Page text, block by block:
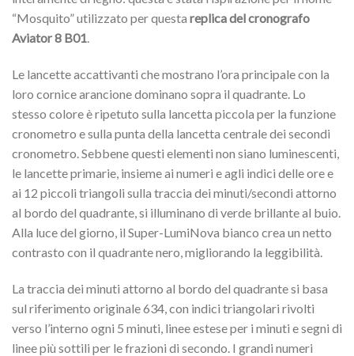
“Mosquito” utilizzato per questa replica del cronografo
Aviator 8 B01.
Le lancette accattivanti che mostrano l’ora principale con la
loro cornice arancione dominano sopra il quadrante. Lo
stesso colore è ripetuto sulla lancetta piccola per la funzione
cronometro e sulla punta della lancetta centrale dei secondi
cronometro. Sebbene questi elementi non siano luminescenti,
le lancette primarie, insieme ai numeri e agli indici delle ore e
ai 12 piccoli triangoli sulla traccia dei minuti/secondi attorno
al bordo del quadrante, si illuminano di verde brillante al buio.
Alla luce del giorno, il Super-LumiNova bianco crea un netto
contrasto con il quadrante nero, migliorando la leggibilità.
La traccia dei minuti attorno al bordo del quadrante si basa
sul riferimento originale 634, con indici triangolari rivolti
verso l’interno ogni 5 minuti, linee estese per i minuti e segni di
linee più sottili per le frazioni di secondo. I grandi numeri